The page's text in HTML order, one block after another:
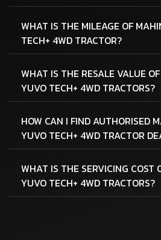
WHAT IS THE MILEAGE OF
TECH+ 4WD TRACTOR?
WHAT IS THE RESALE VALUE
YUVO TECH+ 4WD TRACTORS?
HOW CAN I FIND AUTHORISED
YUVO TECH+ 4WD TRACTOR
WHAT IS THE SERVICING COST
YUVO TECH+ 4WD TRACTORS?